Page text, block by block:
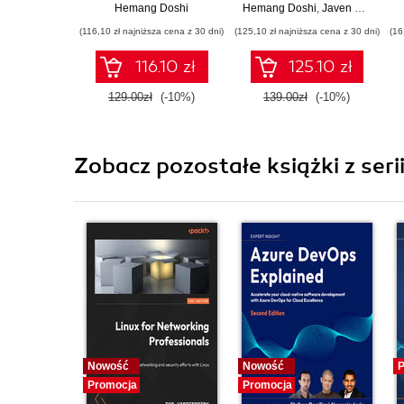
concepts and pass
Cybersecurity exam
Hemang Doshi
(116,10 zł najniższa cena z 30 dni)
116.10 zł
129.00zł (-10%)
Review Manual 2024
practice questions to
ace the exam - Third
Edition
Hemang Doshi Javen Khoo Ai Wee
(125,10 zł najniższa cena z 30 dni)
125.10 zł
139.00zł (-10%)
Zobacz pozostałe książki z
Nowość
Promocja
Nowość
Promocja